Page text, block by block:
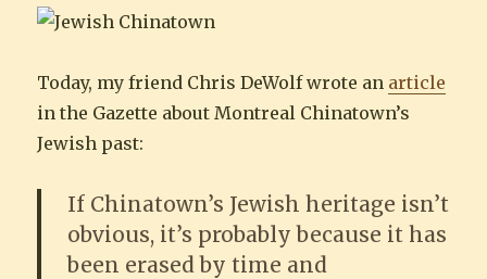
Today, my friend Chris DeWolf wrote an article
in the Gazette about Montreal Chinatown’s
Jewish past:
If Chinatown’s Jewish heritage isn’t
obvious, it’s probably because it has
been erased by time and